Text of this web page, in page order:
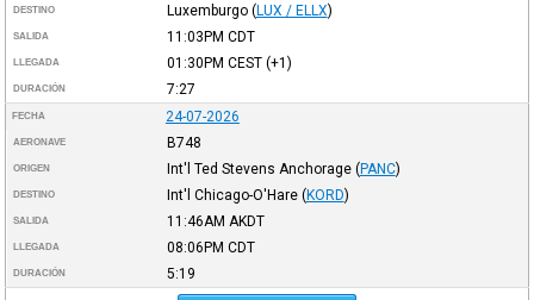
DESTINO Luxemburgo (LUX / ELLX)
SALIDA 11:03PM CDT
LLEGADA 01:30PM CEST(+1)
DURACIÓN 7:27
FECHA 24-07-2026
AERONAVE B748
ORIGEN Int'l Ted Stevens Anchorage (PANC)
DESTINO Int'l Chicago-O'Hare (KORD)
SALIDA 11:46AM AKDT
LLEGADA 08:06PM CDT
DURACIÓN 5:19